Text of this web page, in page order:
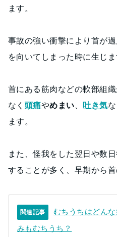
ます。
事故の強い衝撃により首が
を向いてしまった時に生じま
首にある筋肉などの軟部組
なく 頭痛やめまい 、吐き気
ます。
また、怪我をした翌日や数
することが多く、早期から首
関連記事
むちうちはどん
みもむちうち？